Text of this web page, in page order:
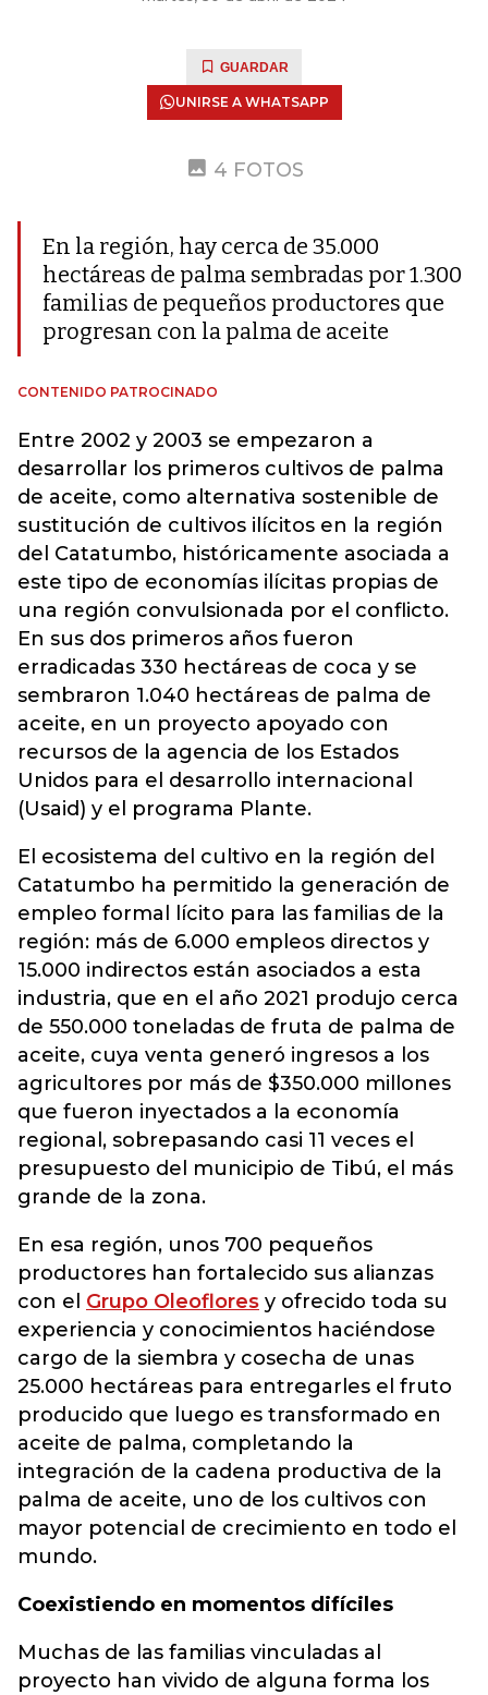
GUARDAR
UNIRSE A WHATSAPP
4 FOTOS
En la región, hay cerca de 35.000
hectáreas de palma sembradas por 1.300
familias de pequeños productores que
progresan con la palma de aceite
CONTENIDO PATROCINADO
Entre 2002 y 2003 se empezaron a
desarrollar los primeros cultivos de palma
de aceite, como alternativa sostenible de
sustitución de cultivos ilícitos en la región
del Catatumbo, históricamente asociada a
este tipo de economías ilícitas propias de
una región convulsionada por el conflicto.
En sus dos primeros años fueron
erradicadas 330 hectáreas de coca y se
sembraron 1.040 hectáreas de palma de
aceite, en un proyecto apoyado con
recursos de la agencia de los Estados
Unidos para el desarrollo internacional
(Usaid) y el programa Plante.
El ecosistema del cultivo en la región del
Catatumbo ha permitido la generación de
empleo formal lícito para las familias de la
región: más de 6.000 empleos directos y
15.000 indirectos están asociados a esta
industria, que en el año 2021 produjo cerca
de 550.000 toneladas de fruta de palma de
aceite, cuya venta generó ingresos a los
agricultores por más de $350.000 millones
que fueron inyectados a la economía
regional, sobrepasando casi 11 veces el
presupuesto del municipio de Tibú, el más
grande de la zona.
En esa región, unos 700 pequeños
productores han fortalecido sus alianzas
con el Grupo Oleoflores y ofrecido toda su
experiencia y conocimientos haciéndose
cargo de la siembra y cosecha de unas
25.000 hectáreas para entregarles el fruto
producido que luego es transformado en
aceite de palma, completando la
integración de la cadena productiva de la
palma de aceite, uno de los cultivos con
mayor potencial de crecimiento en todo el
mundo.
Coexistiendo en momentos difíciles
Muchas de las familias vinculadas al
proyecto han vivido de alguna forma los